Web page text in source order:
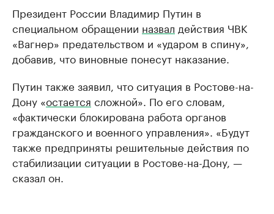
Президент России Владимир Путин в
специальном обращении назвал действия ЧВК
«Вагнер» предательством и «ударом в спину»,
добавив, что виновные понесут наказание.
Путин также заявил, что ситуация в Ростове-на-
Дону «остается сложной». По его словам,
«фактически блокирована работа органов
гражданского и военного управления». «Будут
также предприняты решительные действия по
стабилизации ситуации в Ростове-на-Дону, —
сказал он.